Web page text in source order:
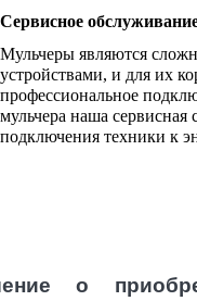
Сервисное
Мульчеры являются
устройствами, и для их
профессиональное
мульчера наша сервисная
подключения техники к
о